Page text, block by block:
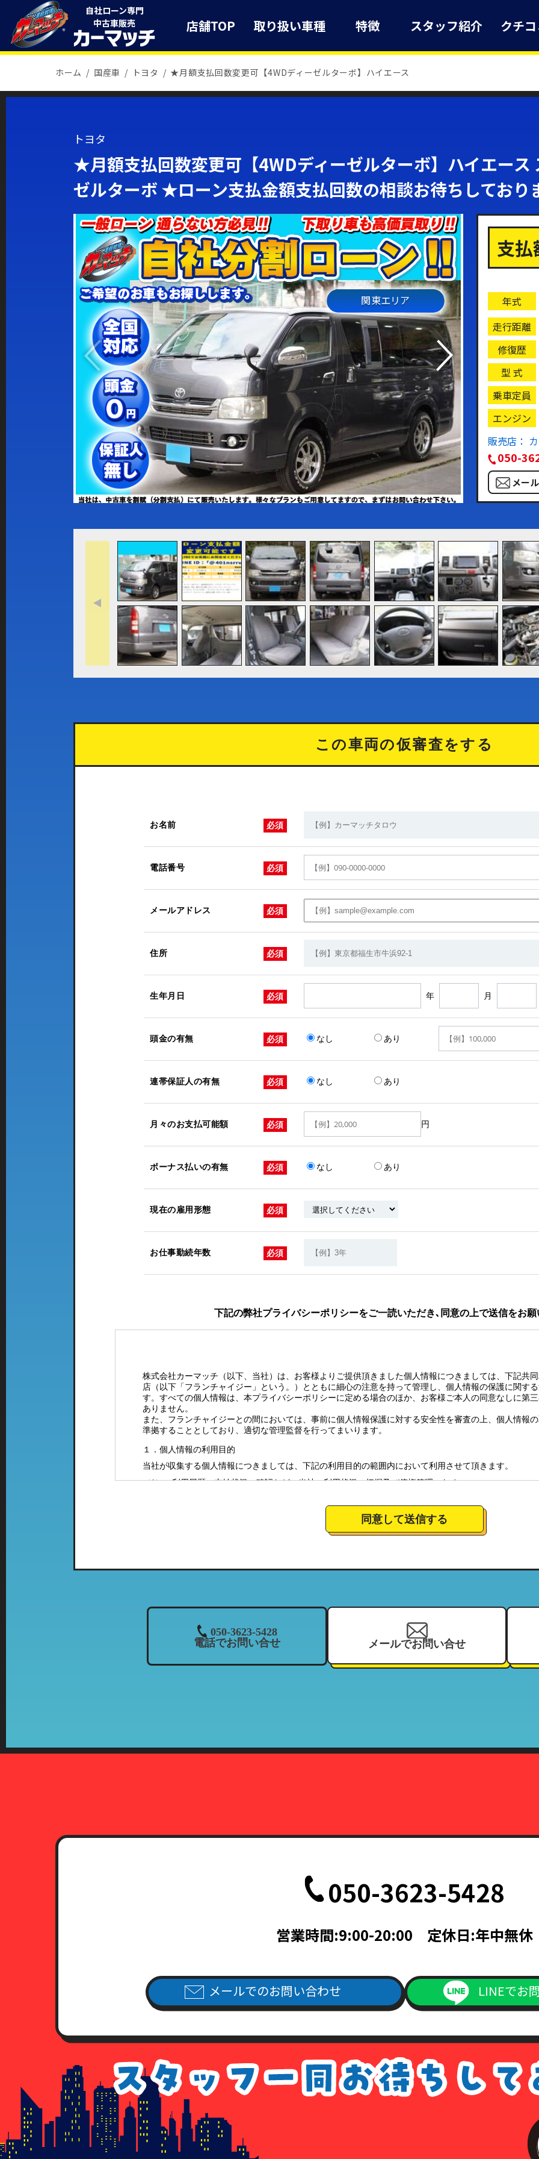
自社ローン専門
中古車販売
店舗TOP 取り扱い車種 特徴 スタッフ紹介 クチ
ホーム 国産車 トヨタ ★月額支払回数変更可【4WDディーゼルターボ】ハイエース
トヨタ
★月額支払回数変更可【4WDディーゼルターボ】ハイエース
ゼルターボ ★ローン支払金額支払回数の相談お待ちしており
関東エリア
支
年式
走行距離
修復歴
型 式
乗車定員
エンジン
販売店：
050-
メー
この車両の仮審査をする
お名前 必須
電話番号 必須
メールアドレス 必須
住所 必須
生年月日 必須 年 月
頭金の有無 必須 なし あり
連帯保証人の有無 必須 なし あり
月々のお支払可能額 必須 円
ボーナス払いの有無 必須 なし あり
現在の雇用形態 必須
お仕事勤続年数 必須
下記の弊社プライバシーポリシーをご一読いただき､同意の上で送信をお
株式会社カーマッチ（以下、当社）は、お客様よりご提供頂きました個人情報につきましては、下記共
店（以下「フランチャイジー」という。）とともに細心の注意を持って管理し、個人情報の保護に関す
す。すべての個人情報は、本プライバシーポリシーに定める場合のほか、お客様ご本人の同意なしに第
ありません。
また、フランチャイジーとの間においては、事前に個人情報保護に対する安全性を審査の上、個人情報
準拠することとしており、適切な管理監督を行ってまいります。
１．個人情報の利用目的
当社が収集する個人情報につきましては、下記の利用目的の範囲内において利用させて頂きます。
（1）ご利用履歴・支払状況の確認など、当社の利用状況の把握及び債権管理のため
（3）お客様に有益と思われる当社のサービスの商品情報、イベント情報、新店情報等の郵送、配送（
（4）お問い合わせやご意見・ご要望に対応し、それらを会社運営全体に反映させるため
列店のご案内をお送りさせて頂くことがございますので、ご了承下さい）
３．個人情報の共同利用について
当社では、お客様から頂いた情報を、当社の関連企業及びフランチャイジーとの間において、共同利用
・共同利用される個人情報：氏名、住所、電話番号、来店履歴（購入履歴若しくはリース履歴）、支払
お客様より個人情報の開示、訂正、削除、または利用停止を求められたときは、当社の定める方法で本
有効期限内のもので、現住所が記載されている面の写しを含むこと。（国際運転免許証は除く）
住民票・公共料金領収書・公共料金請求書は、発行日より3ヵ月以内で、現住所が記載されているもの
7．各種請求のお手続き方法
当社指定の申請用紙
に必要事項をご記入の上、上記本人確認書類の(1)～(4)のいずれかの写しを添付の上
（当社指定の申請用紙は、こちらよりダウンロード出来ます）
個人情報利用停止申請書
個人情報訂正追加削除請求書
委任状
8．手数料について
情報開示のご請求を頂いた場合、1回につき書留送料440円分の切手を申請書類に同封して下さい。
手数料が不足している場合、及び手数料が同封されていなかった場合は、その旨をご連絡させて頂きま
払いのなかった場合につきましては、各種請求はなかったものとして処理させて頂きますので、あらか
9. 各種請求に応じることが出来ない場合について
同意して送信する
050-3623-5428
電話でお問い合せ
メールでお問い合せ
050-3623-5428
営業時間:9:00-20:00 定休日:年中無休
メールでのお問い合わせ LINEでお